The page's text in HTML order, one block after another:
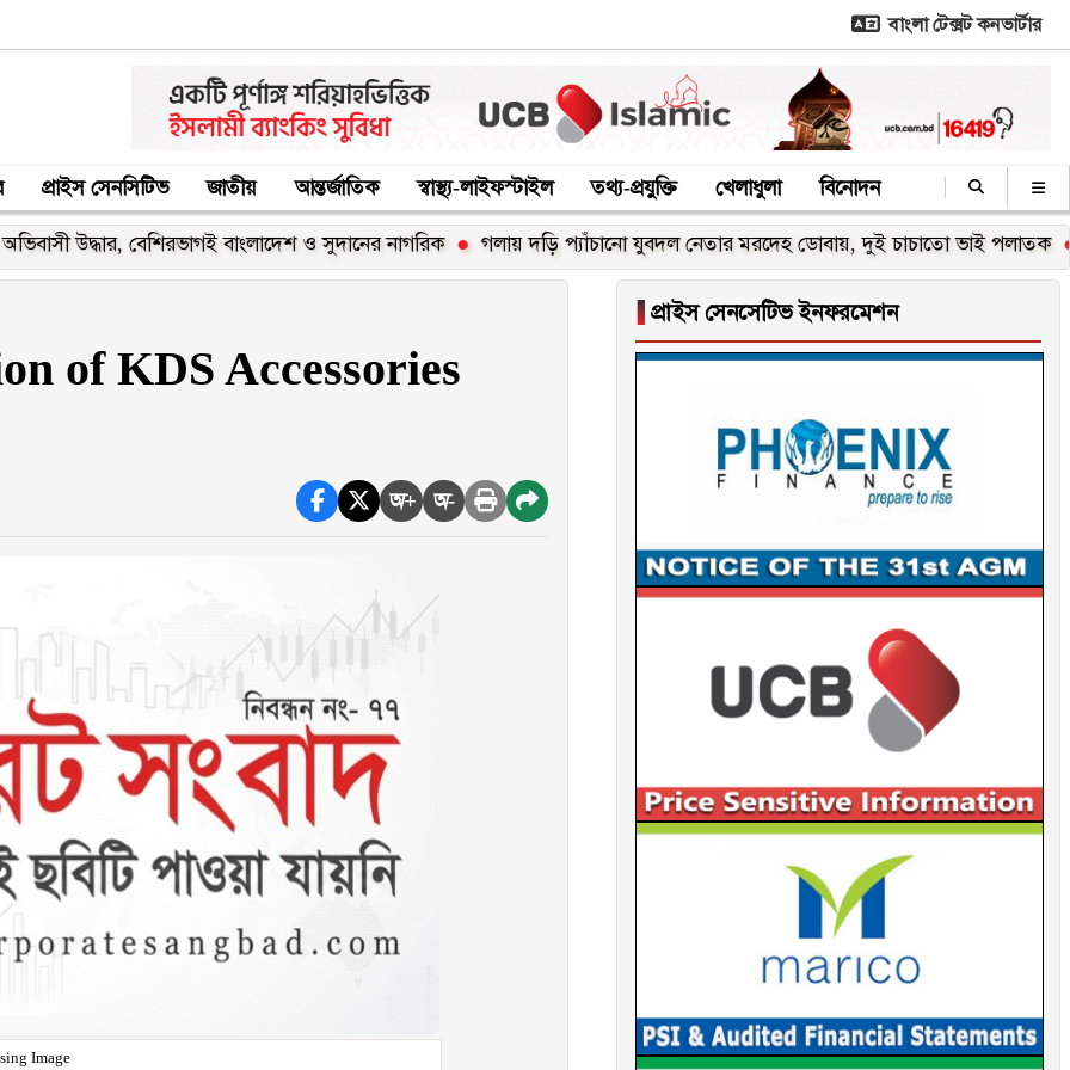
বাংলা টেক্সট কনভার্টার
প্রাইস সেনসিটিভ জাতীয় আন্তর্জাতিক স্বাস্থ্য-লাইফস্টাইল তথ্য-প্রযুক্তি খেলাধুলা বিনোদন
বেশিরভাগই বাংলাদেশ ও সুদানের নাগরিক গলায় দড়ি প্যাঁচানো যুবদল নেতার মরদেহ ডোবায়, দুই চাচাতো ভাই পলাতক যশোর
of KDS Accessories
অ+ অ-
Image
▐ প্রাইস সেনসেটিভ ইনফরমেশন